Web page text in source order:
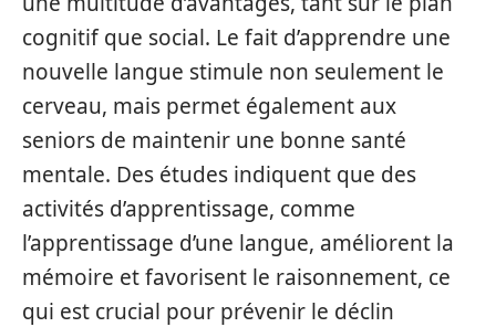
cognitif que social. Le fait d’apprendre une
nouvelle langue stimule non seulement le
cerveau, mais permet également aux
seniors de maintenir une bonne santé
mentale. Des études indiquent que des
activités d’apprentissage, comme
l’apprentissage d’une langue, améliorent la
mémoire et favorisent le raisonnement, ce
qui est crucial pour prévenir le déclin